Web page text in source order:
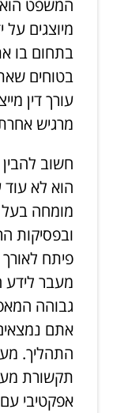
המשפט הוא
מיוצגים על
בתחום בו
בטוחים
עורך דין
מרגיש
חשוב
הוא לא עוד
מומחה בעל
ובפסיקות
פיתח
מעבר לידע
גבוהה
אתם
התהליך.
תקשורת
אפקטיבי